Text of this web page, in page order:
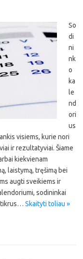
So
di
ni
nk
o
ka
le
nd
ori
us
visiems, kurie nori
ir rezultatyviai. Šiame
kiekvienam
laistymą, tręšimą bei
augti sveikiems ir
sodininkai
tikrus… Skaityti toliau »